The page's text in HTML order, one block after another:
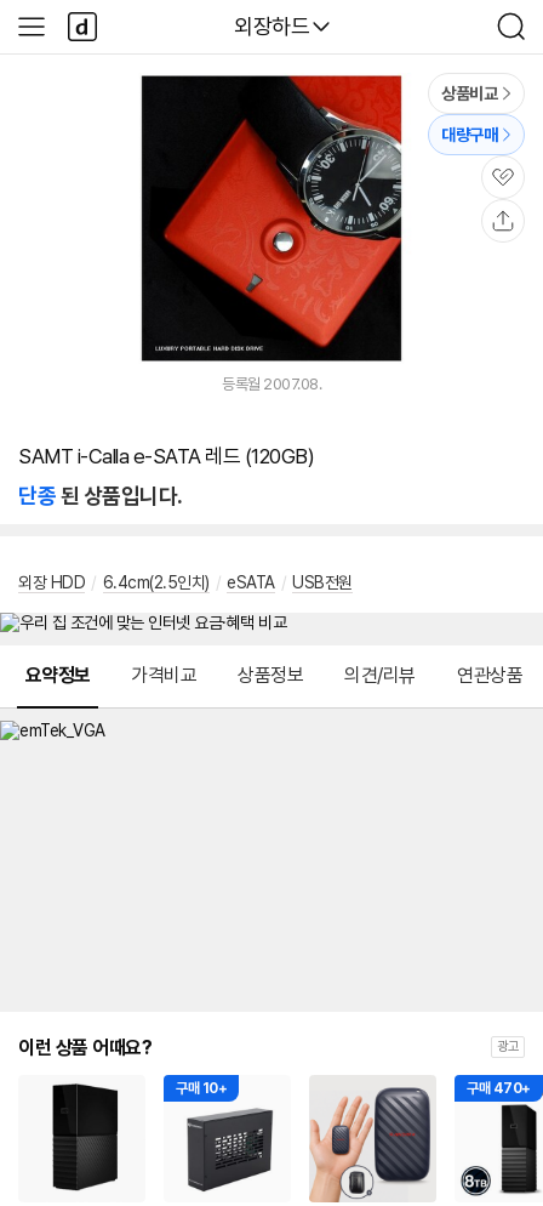
다나와
외장하드
검
색
사
이
다
나
와
상품비교
대량구매
관
심
등록월 2007.08.
SAMT i-Calla e-SATA 레드 (120GB)
단종된 상품입니다.
외장 HDD / 6.4cm(2.5인치) / eSATA / USB전원
요약정보 가격비교 상품정보 의견/리뷰 연관상품
이런 상품 어때요? 광고
구매 10+ 구매 470+